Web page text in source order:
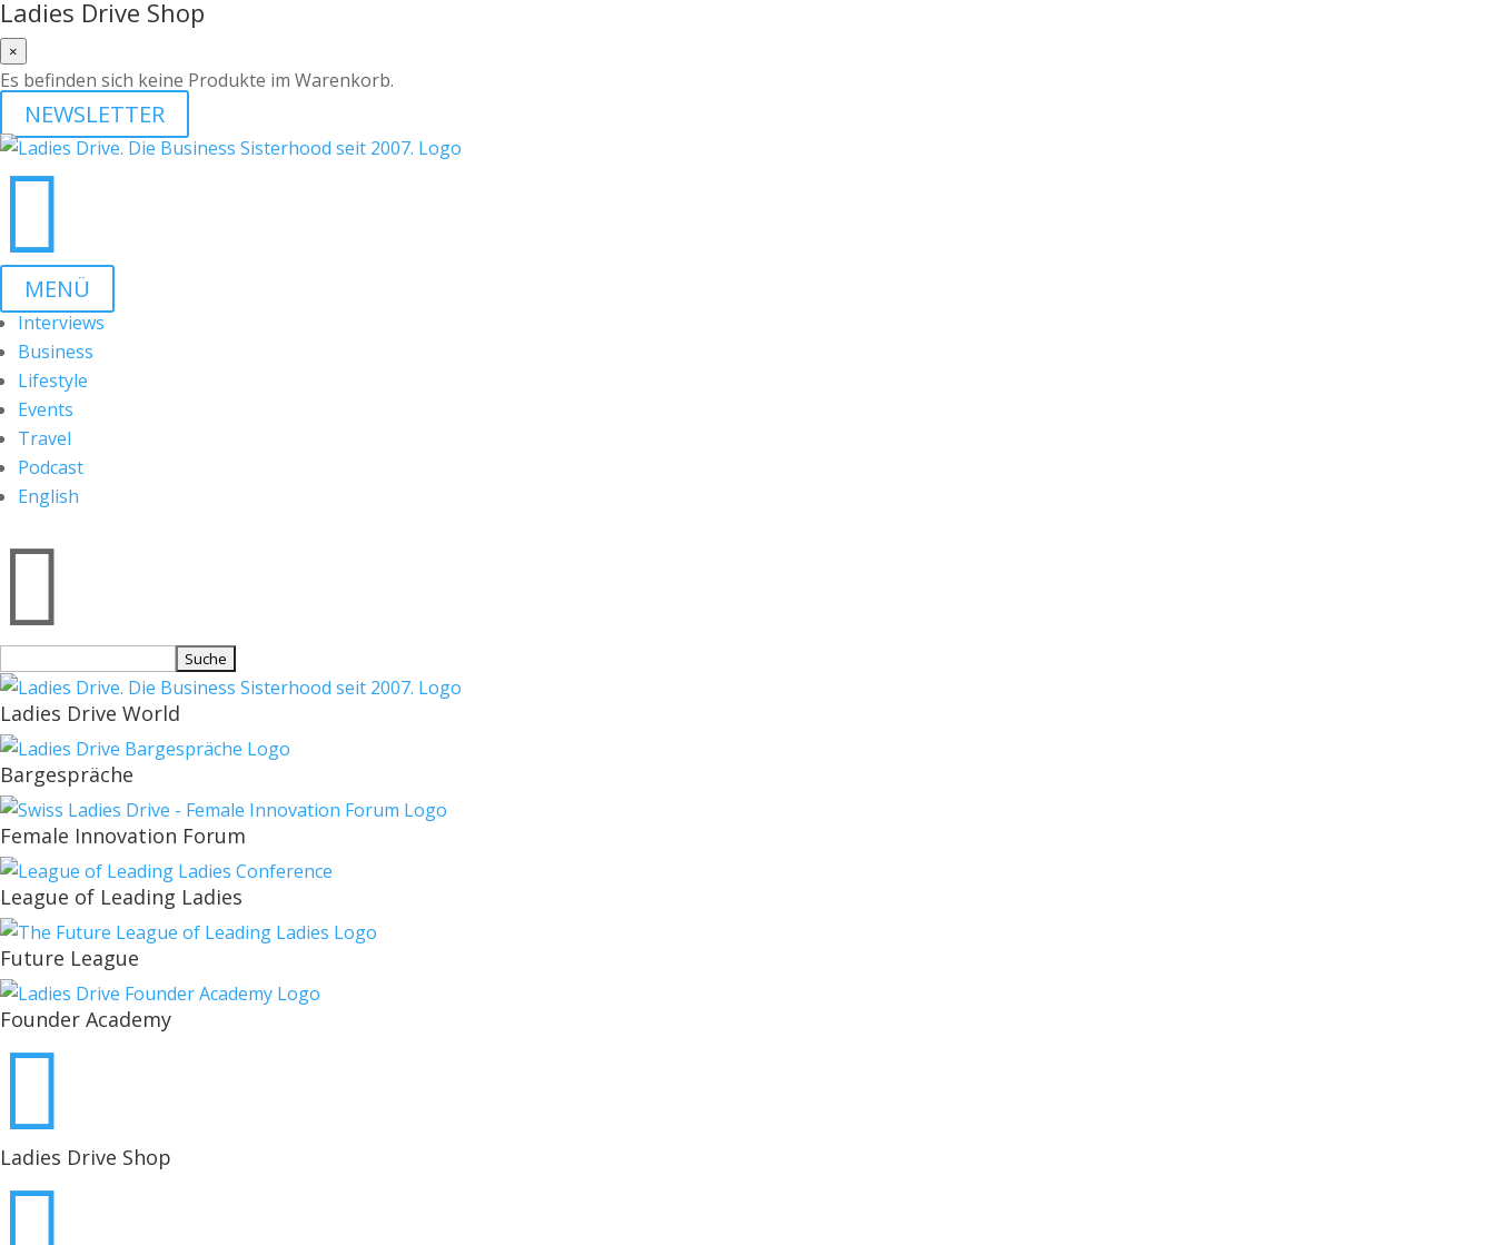
Ladies Drive Shop
×
Es befinden sich keine Produkte im Warenkorb.
NEWSLETTER

MENÜ
Interviews
Business
Lifestyle
Events
Travel
Podcast
English

nach:
Ladies Drive World
Bargespräche
Female Innovation Forum
League of Leading Ladies
Future League
Founder Academy

Ladies Drive Shop